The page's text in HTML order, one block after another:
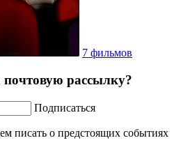
7 фильмов
рассылку?
Подписаться
писать о предстоящих событиях